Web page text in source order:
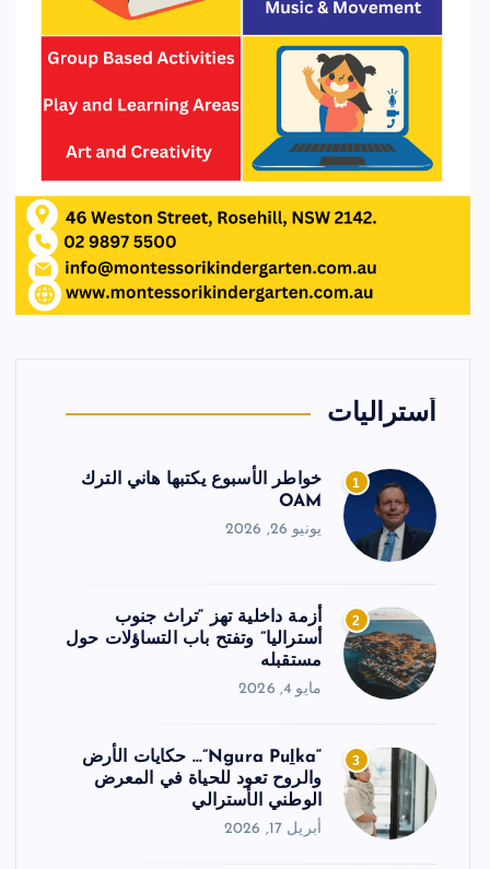
أستراليات
1
خواطر الأسبوع يكتبها هاني الترك
OAM
يونيو 26, 2026
2
أزمة داخلية تهز “تراث جنوب
أستراليا” وتفتح باب التساؤلات حول
مستقبله
مايو 4, 2026
3
“Ngura Puḻka”… حكايات الأرض
والروح تعود للحياة في المعرض
الوطني الأسترالي
أبريل 17, 2026